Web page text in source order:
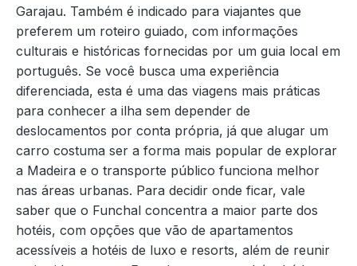
Garajau. Também é indicado para viajantes que
preferem um roteiro guiado, com informações
culturais e históricas fornecidas por um guia local em
português. Se você busca uma experiência
diferenciada, esta é uma das viagens mais práticas
para conhecer a ilha sem depender de
deslocamentos por conta própria, já que alugar um
carro costuma ser a forma mais popular de explorar
a Madeira e o transporte público funciona melhor
nas áreas urbanas. Para decidir onde ficar, vale
saber que o Funchal concentra a maior parte dos
hotéis, com opções que vão de apartamentos
acessíveis a hotéis de luxo e resorts, além de reunir